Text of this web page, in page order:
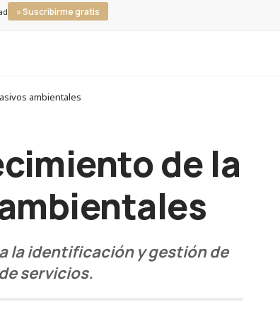
» Suscribirme gratis
ambientales
de la
la identificación y gestión de
servicios.